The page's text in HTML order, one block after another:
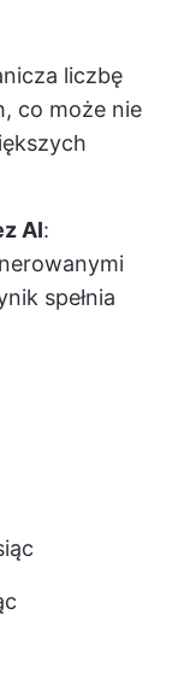
liczbę
co może nie
AI:
spełnia